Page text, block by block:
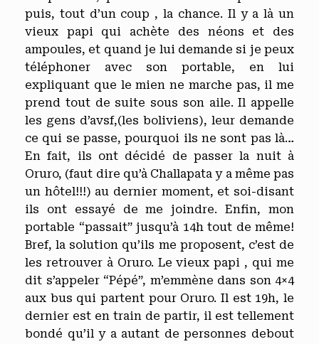
puis, tout d’un coup , la chance. Il y a là un
vieux papi qui achète des néons et des
ampoules, et quand je lui demande si je peux
téléphoner avec son portable, en lui
expliquant que le mien ne marche pas, il me
prend tout de suite sous son aile. Il appelle
les gens d’avsf,(les boliviens), leur demande
ce qui se passe, pourquoi ils ne sont pas là…
En fait, ils ont décidé de passer la nuit à
Oruro, (faut dire qu’à Challapata y a même pas
un hôtel!!!) au dernier moment, et soi-disant
ils ont essayé de me joindre. Enfin, mon
portable “passait” jusqu’à 14h tout de même!
Bref, la solution qu’ils me proposent, c’est de
les retrouver à Oruro. Le vieux papi , qui me
dit s’appeler “Pépé”, m’emmène dans son 4×4
aux bus qui partent pour Oruro. Il est 19h, le
dernier est en train de partir, il est tellement
bondé qu’il y a autant de personnes debout